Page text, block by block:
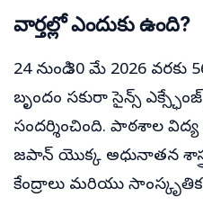
వార్తల్లో ఎందుకు ఉంది?
24 నుండి 30 మే 2026
బృందం సకురా సైన్స్
సందర్శించింది. పాఠశాల
జపాన్ యొక్క అధునాతన
కేంద్రాలు మరియు సాంస్కృతిక